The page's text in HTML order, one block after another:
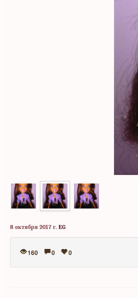
8 октября 2017 г. EG
160 0 0